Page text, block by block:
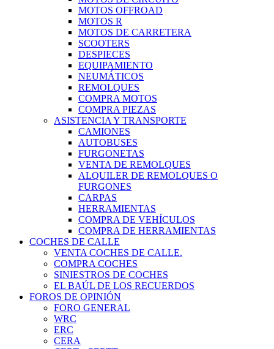
MOTOS OFFROAD
MOTOS R
MOTOS DE CARRETERA
SCOOTERS
DESPIECES
EQUIPAMIENTO
NEUMÁTICOS
REMOLQUES
COMPRA MOTOS
COMPRA PIEZAS
ASISTENCIA Y TRANSPORTE
CAMIONES
AUTOBUSES
FURGONETAS
VENTA DE REMOLQUES
ALQUILER DE REMOLQUES O
FURGONES
CARPAS
HERRAMIENTAS
COMPRA DE VEHÍCULOS
COMPRA DE HERRAMIENTAS
COCHES DE CALLE
VENTA COCHES DE CALLE.
COMPRA COCHES
SINIESTROS DE COCHES
EL BAÚL DE LOS RECUERDOS
FOROS DE OPINIÓN
FORO GENERAL
WRC
ERC
CERA